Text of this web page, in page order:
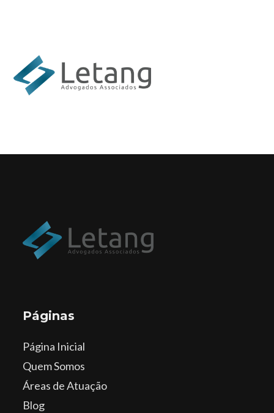
Páginas
Página Inicial
Quem Somos
Áreas de Atuação
Blog